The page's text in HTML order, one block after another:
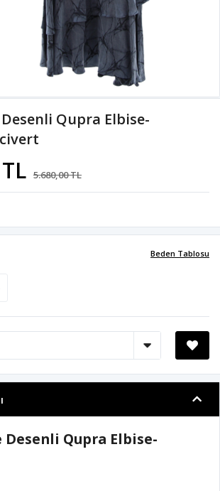
Qupra Elbise-
5.680,00 TL
Beden Tablosu
Desenli Qupra Elbise-